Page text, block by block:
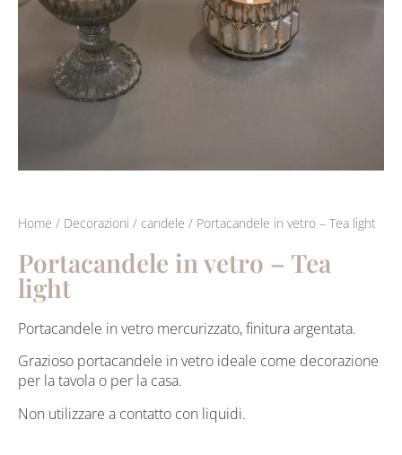
Home / Decorazioni / candele / Portacandele in vetro – Tea light
Portacandele in vetro – Tea
light
Portacandele in vetro mercurizzato, finitura argentata.
Grazioso portacandele in vetro ideale come decorazione
per la tavola o per la casa.
Non utilizzare a contatto con liquidi.